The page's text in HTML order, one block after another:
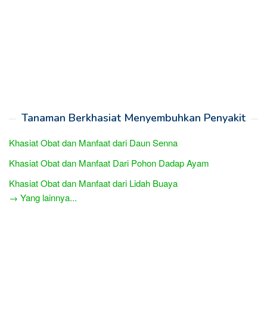
Tanaman Berkhasiat Menyembuhkan Penyakit
Khasiat Obat dan Manfaat dari Daun Senna
Khasiat Obat dan Manfaat Dari Pohon Dadap Ayam
Khasiat Obat dan Manfaat dari Lidah Buaya
→ Yang lainnya...